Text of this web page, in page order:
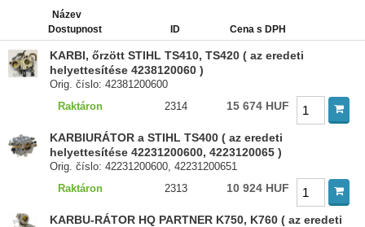
Název
Dostupnost
ID Cena s DPH
KARBI, őrzött STIHL TS410, TS420 ( az eredeti
helyettesítése 4238120060 )
Orig. číslo: 42381200600
Raktáron
2314 15 674 HUF
KARBIURÁTOR a STIHL TS400 ( az eredeti
helyettesítése 42231200600, 4223120065 )
Orig. číslo: 42231200600, 42231200651
Raktáron
2313 10 924 HUF
KARBU-RÁTOR HQ PARTNER K750, K760 ( az eredeti